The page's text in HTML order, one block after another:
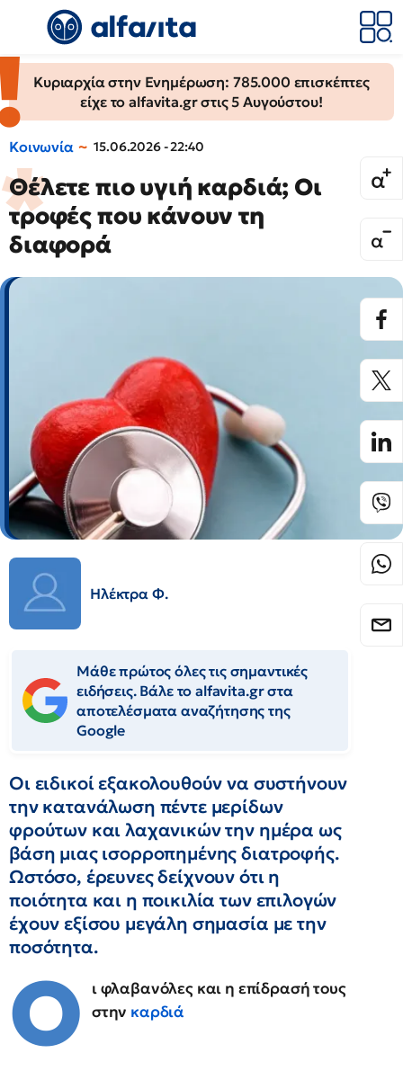
Κυριαρχία στην Ενημέρωση: 785.000 επισκέπτες
είχε το alfavita.gr στις 5 Αυγούστου!
Κοινωνία 15.06.2026 - 22:40
Θέλετε πιο υγιή καρδιά; Οι
τροφές που κάνουν τη
διαφορά
Ηλέκτρα Φ.
Μάθε πρώτος όλες τις σημαντικές
ειδήσεις. Βάλε το alfavita.gr στα
αποτελέσματα αναζήτησης της
Google
Οι ειδικοί εξακολουθούν να συστήνουν
την κατανάλωση πέντε μερίδων
φρούτων και λαχανικών την ημέρα ως
βάση μιας ισορροπημένης διατροφής.
Ωστόσο, έρευνες δείχνουν ότι η
ποιότητα και η ποικιλία των επιλογών
έχουν εξίσου μεγάλη σημασία με την
ποσότητα.
Ο
ι φλαβανόλες και η επίδρασή τους
στην καρδιά